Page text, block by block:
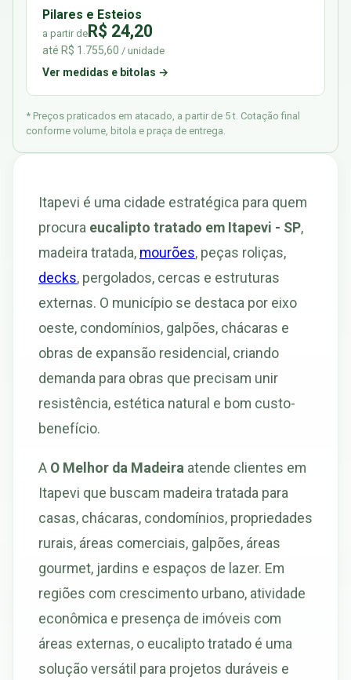
Pilares e Esteios
a partir deR$ 24,20
até R$ 1.755,60 / unidade
Ver medidas e bitolas →
* Preços praticados em atacado, a partir de 5 t. Cotação final
conforme volume, bitola e praça de entrega.
Itapevi é uma cidade estratégica para quem
procura eucalipto tratado em Itapevi - SP,
madeira tratada, mourões, peças roliças,
decks, pergolados, cercas e estruturas
externas. O município se destaca por eixo
oeste, condomínios, galpões, chácaras e
obras de expansão residencial, criando
demanda para obras que precisam unir
resistência, estética natural e bom custo-
benefício.
A O Melhor da Madeira atende clientes em
Itapevi que buscam madeira tratada para
casas, chácaras, condomínios, propriedades
rurais, áreas comerciais, galpões, áreas
gourmet, jardins e espaços de lazer. Em
regiões com crescimento urbano, atividade
econômica e presença de imóveis com
áreas externas, o eucalipto tratado é uma
solução versátil para projetos duráveis e